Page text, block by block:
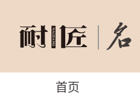
首页